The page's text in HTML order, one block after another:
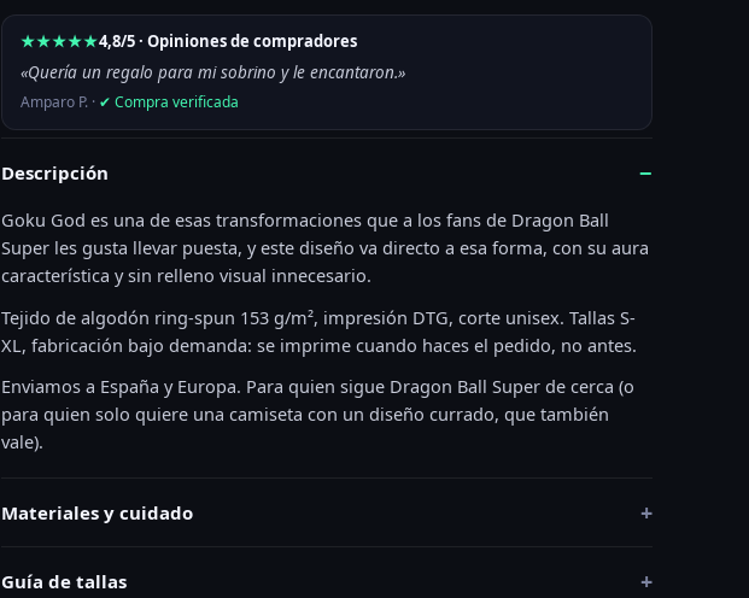
★★★★★4,8/5 · Opiniones de compradores
«Quería un regalo para mi sobrino y le encantaron.»
Amparo P. · ✔ Compra verificada
Descripción −
Goku God es una de esas transformaciones que a los fans de Dragon Ball
Super les gusta llevar puesta, y este diseño va directo a esa forma, con su aura
característica y sin relleno visual innecesario.
Tejido de algodón ring-spun 153 g/m², impresión DTG, corte unisex. Tallas S-
XL, fabricación bajo demanda: se imprime cuando haces el pedido, no antes.
Enviamos a España y Europa. Para quien sigue Dragon Ball Super de cerca (o
para quien solo quiere una camiseta con un diseño currado, que también
vale).
Materiales y cuidado +
Guía de tallas +